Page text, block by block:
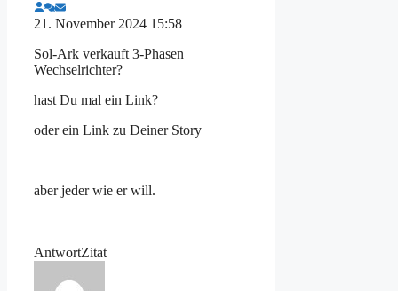
21. November 2024 15:58
Sol-Ark verkauft 3-Phasen
Wechselrichter?
hast Du mal ein Link?
oder ein Link zu Deiner Story
aber jeder wie er will.
AntwortZitat